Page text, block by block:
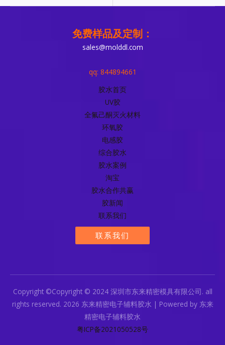
免费样品及定制：
sales@molddl.com
qq: 844894661
胶水首页
UV胶
全氟己酮灭火材料
环氧胶
电感胶
综合胶水
胶水案例
淘宝
胶水合作共赢
胶新闻
联系我们
联系我们
Copyright ©Copyright © 2024 深圳市东来精密模具有限公司. all
rights reserved. 2026 东来精密电子辅料胶水 | Powered by 东来
精密电子辅料胶水
粤ICP备2021050528号